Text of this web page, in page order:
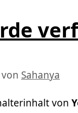
von Sahanya
von